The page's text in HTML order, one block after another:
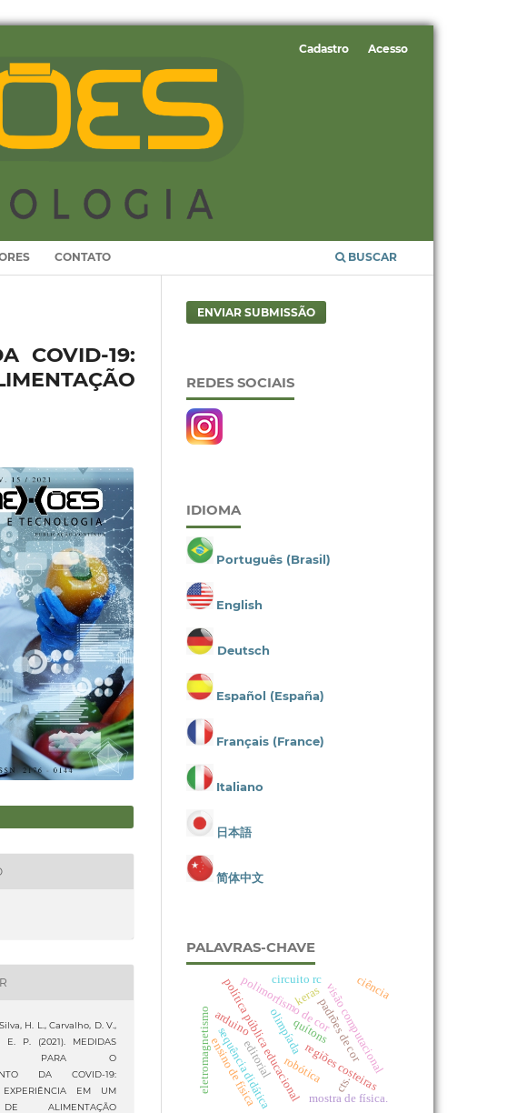
CONTATO BUSCAR
Cadastro Acesso
COVID-19:
H. L., Carvalho, D. V.,
P. (2021). MEDIDAS
PARA O
DA COVID-19:
EM UM
ALIMENTAÇÃO
ENVIAR SUBMISSÃO
REDES SOCIAIS
IDIOMA
Português (Brasil)
English
Deutsch
Español (España)
Français (France)
Italiano
日本語
简体中文
PALAVRAS-CHAVE
editorial
olimpíada
política pública educacionalpadrões de cor
polimorfismo de cor
quítons
regiões costeiras
robóticavisão computacional
keras
mostra de física.
sequência didática cts.
ensino de física
eletromagnetismo
ciência
arduino
circuito rc